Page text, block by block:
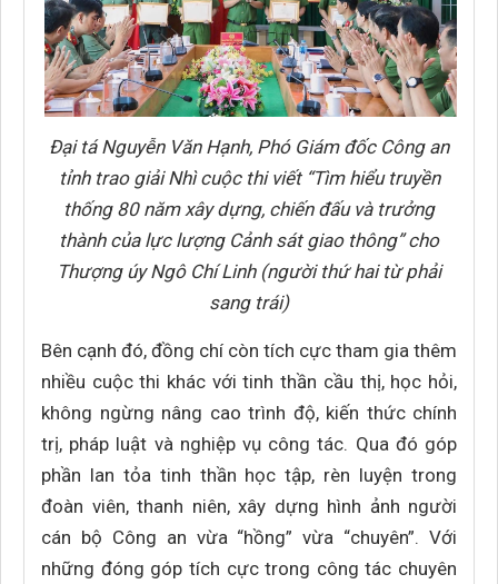
Đại tá Nguyễn Văn Hạnh, Phó Giám đốc Công an
tỉnh trao giải Nhì cuộc thi viết “Tìm hiểu truyền
thống 80 năm xây dựng, chiến đấu và trưởng
thành của lực lượng Cảnh sát giao thông” cho
Thượng úy Ngô Chí Linh (người thứ hai từ phải
sang trái)
Bên cạnh đó, đồng chí còn tích cực tham gia thêm
nhiều cuộc thi khác với tinh thần cầu thị, học hỏi,
không ngừng nâng cao trình độ, kiến thức chính
trị, pháp luật và nghiệp vụ công tác. Qua đó góp
phần lan tỏa tinh thần học tập, rèn luyện trong
đoàn viên, thanh niên, xây dựng hình ảnh người
cán bộ Công an vừa “hồng” vừa “chuyên”. Với
những đóng góp tích cực trong công tác chuyên